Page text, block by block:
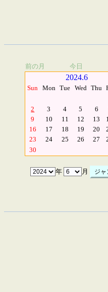
前の月 今日
2024.6
Sun Mon Tue Wed Thu
2
3 4 5 6
9
10 11 12 13
16
17 18 19 20
23
24 25 26 27
30
年 月